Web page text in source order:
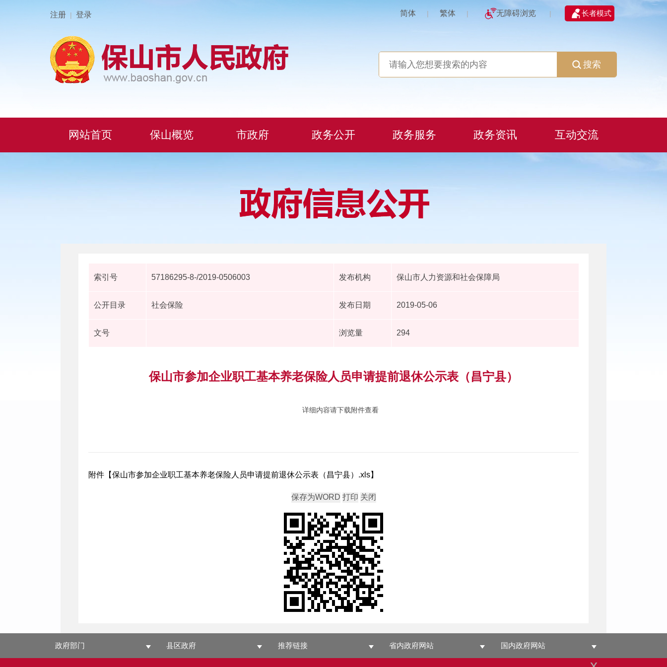
注册 | 登录 简体 | 繁体 | 无障碍浏览 | 长者模式
搜索
网站首页 保山概览 市政府 政务公开 政务服务 政务资讯 互动交流
索引号 57186295-8-/2019-0506003 发布机构 保山市人力资源和社会保障局
公开目录 社会保险 发布日期 2019-05-06
文号 浏览量 294
保山市参加企业职工基本养老保险人员申请提前退休公示表（昌宁县）
详细内容请下载附件查看
附件【保山市参加企业职工基本养老保险人员申请提前退休公示表（昌宁县）.xls】
政府部门 县区政府 推荐链接 省内政府网站 国内政府网站